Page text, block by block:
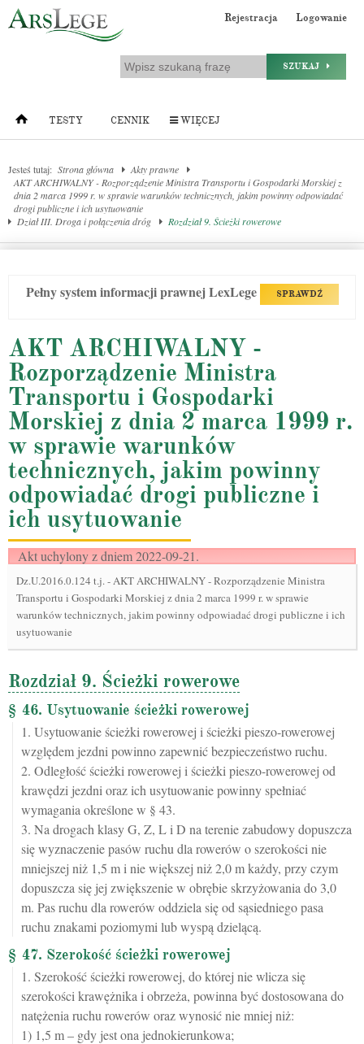
Rejestracja Logowanie
SZUKAJ
TESTY CENNIK WIĘCEJ
Jesteś tutaj: Strona główna
Akty prawne
AKT ARCHIWALNY - Rozporządzenie Ministra Transportu i Gospodarki Morskiej z
dnia 2 marca 1999 r. w sprawie warunków technicznych, jakim powinny odpowiadać
drogi publiczne i ich usytuowanie
Dział III. Droga i połączenia dróg
Rozdział 9. Ścieżki rowerowe
Pełny system informacji prawnej LexLege SPRAWDŹ
AKT ARCHIWALNY -
Rozporządzenie Ministra
Transportu i Gospodarki
Morskiej z dnia 2 marca 1999 r.
w sprawie warunków
technicznych, jakim powinny
odpowiadać drogi publiczne i
ich usytuowanie
Akt uchylony z dniem 2022-09-21.
Dz.U.2016.0.124 t.j.-AKT ARCHIWALNY - Rozporządzenie Ministra
Transportu i Gospodarki Morskiej z dnia 2 marca 1999 r. w sprawie
warunków technicznych, jakim powinny odpowiadać drogi publiczne i ich
usytuowanie
Rozdział 9. Ścieżki rowerowe
§ 46. Usytuowanie ścieżki rowerowej
1. Usytuowanie ścieżki rowerowej i ścieżki pieszo-rowerowej
względem jezdni powinno zapewnić bezpieczeństwo ruchu.
2. Odległość ścieżki rowerowej i ścieżki pieszo-rowerowej od
krawędzi jezdni oraz ich usytuowanie powinny spełniać
wymagania określone w § 43.
3. Na drogach klasy G, Z, L i D na terenie zabudowy dopuszcza
się wyznaczenie pasów ruchu dla rowerów o szerokości nie
mniejszej niż 1,5 m i nie większej niż 2,0 m każdy, przy czym
dopuszcza się jej zwiększenie w obrębie skrzyżowania do 3,0
m. Pas ruchu dla rowerów oddziela się od sąsiedniego pasa
ruchu znakami poziomymi lub wyspą dzielącą.
§ 47. Szerokość ścieżki rowerowej
1. Szerokość ścieżki rowerowej, do której nie wlicza się
szerokości krawężnika i obrzeża, powinna być dostosowana do
natężenia ruchu rowerów oraz wynosić nie mniej niż:
1) 1,5 m – gdy jest ona jednokierunkowa;